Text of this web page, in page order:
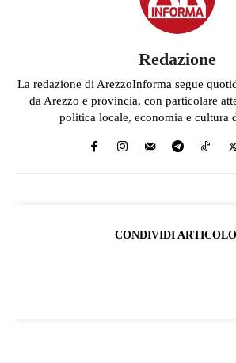
Redazione
La redazione di ArezzoInforma segue
da Arezzo e provincia, con particolare
politica locale, economia e cultura
CONDIVIDI